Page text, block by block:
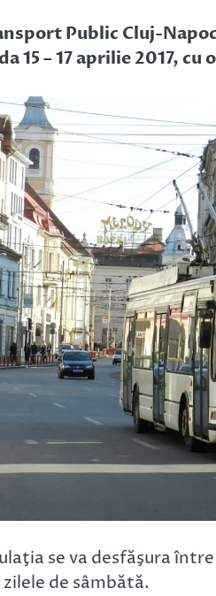
Public Cluj-
15 – 17 aprilie 2017,
se va desfăşura
de sâmbătă.